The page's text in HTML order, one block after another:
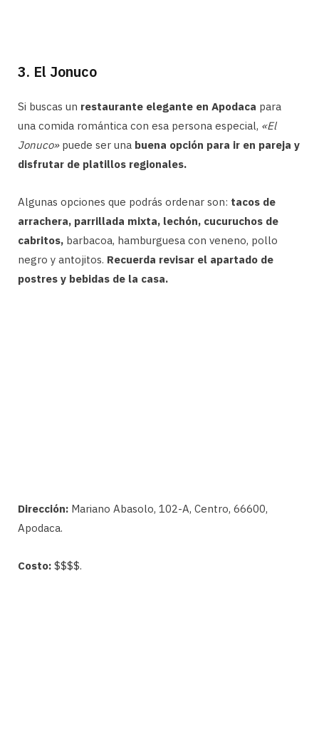
3. El Jonuco
Si buscas un restaurante elegante en Apodaca para
una comida romántica con esa persona especial, «El
Jonuco»puede ser una buena opción para ir en pareja y
disfrutar de platillos regionales.
Algunas opciones que podrás ordenar son: tacos de
arrachera, parrillada mixta, lechón, cucuruchos de
cabritos, barbacoa, hamburguesa con veneno, pollo
negro y antojitos. Recuerda revisar el apartado de
postres y bebidas de la casa.
Dirección: Mariano Abasolo, 102-A, Centro, 66600,
Apodaca.
Costo: $$$$.